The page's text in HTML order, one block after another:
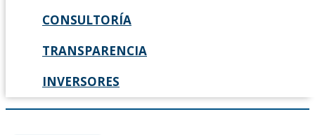
CONSULTORÍA
TRANSPARENCIA
INVERSORES